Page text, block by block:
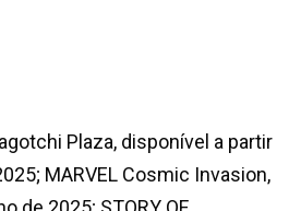
Plaza, disponível a partir
MARVEL Cosmic Invasion,